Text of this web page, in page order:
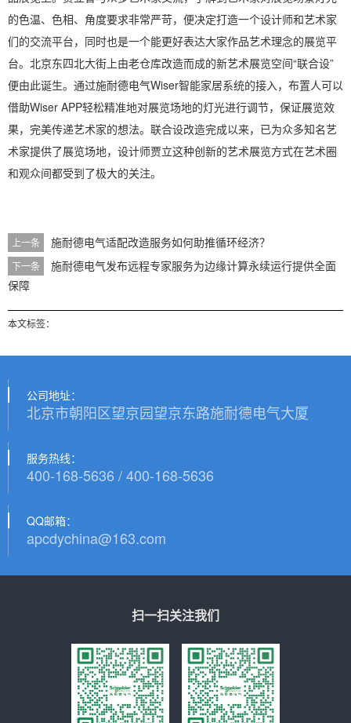
的色温、色相、角度要求非常严苛，便决定打造一个设计师和艺术家
们的交流平台，同时也是一个能更好表达大家作品艺术理念的展览平
台。北京东四北大街上由老仓库改造而成的新艺术展览空间“联合设”
便由此诞生。通过施耐德电气Wiser智能家居系统的接入，布置人可以
借助Wiser APP轻松精准地对展览场地的灯光进行调节，保证展览效
果，完美传递艺术家的想法。联合设改造完成以来，已为众多知名艺
术家提供了展览场地，设计师贾立这种创新的艺术展览方式在艺术圈
和观众间都受到了极大的关注。
上一条 施耐德电气适配改造服务如何助推循环经济？
下一条
施耐德电气发布远程专家服务为边缘计算永续运行提供全面
保障
本文标签：
公司地址：
北京市朝阳区望京园望京东路施耐德电气大厦
服务热线：
400-168-5636 / 400-168-5636
QQ邮箱：
apcdychina@163.com
扫一扫关注我们